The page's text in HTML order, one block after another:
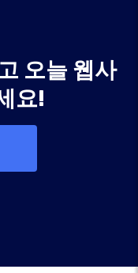
오늘 웹사
요!